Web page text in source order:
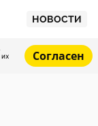
НОВОСТИ
Согласен